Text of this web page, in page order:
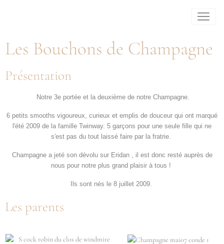
Les Bouchons de Champagne
Présentation
Notre 3e portée et la deuxième de notre Champagne.
6 petits smooths vigoureux, curieux et emplis de douceur qui ont marqué
l'été 2009 de la famille Twinway. 5 garçons pour une seule fille qui ne
s'est pas du tout laissé faire par la fratrie.
Champagne a jeté son dévolu sur Eridan , il est donc resté auprès de
nous pour notre plus grand plaisir à tous !
Ils sont nés le 8 juillet 2009.
Les parents